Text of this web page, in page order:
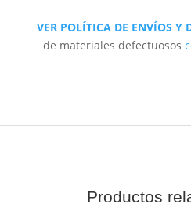
VER POLÍTICA DE ENVÍOS Y
de materiales defectuosos
Productos